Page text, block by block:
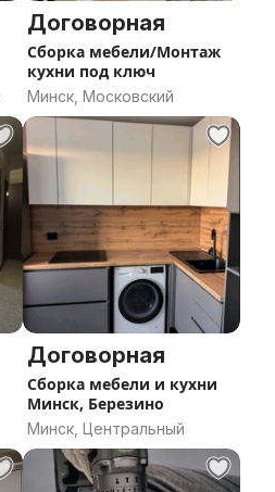
Договорная
Сборка мебели/Монтаж
кухни под ключ
Минск, Московский
Договорная
Сборка мебели и кухни
Минск, Березино
Минск, Центральный